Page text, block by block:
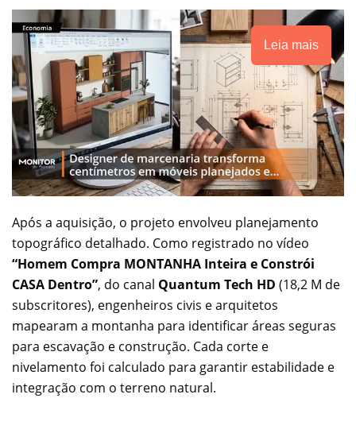
Leia mais
Após a aquisição, o projeto envolveu planejamento
topográfico detalhado. Como registrado no vídeo
“Homem Compra MONTANHA Inteira e Constrói
CASA Dentro”, do canal Quantum Tech HD (18,2 M de
subscritores), engenheiros civis e arquitetos
mapearam a montanha para identificar áreas seguras
para escavação e construção. Cada corte e
nivelamento foi calculado para garantir estabilidade e
integração com o terreno natural.